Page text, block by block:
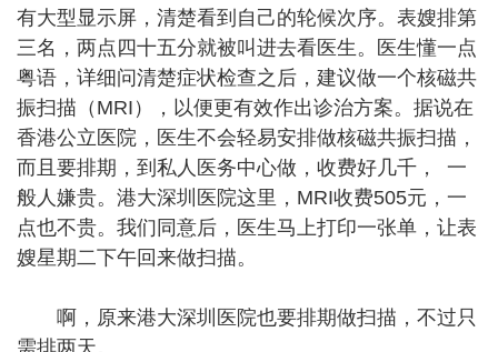
有大型显示屏，清楚看到自己的轮候次序。表嫂排第
三名，两点四十五分就被叫进去看医生。医生懂一点
粤语，详细问清楚症状检查之后，建议做一个核磁共
振扫描（MRI），以便更有效作出诊治方案。据说在
香港公立医院，医生不会轻易安排做核磁共振扫描，
而且要排期，到私人医务中心做，收费好几千， 一
般人嫌贵。港大深圳医院这里，MRI收费505元，一
点也不贵。我们同意后，医生马上打印一张单，让表
嫂星期二下午回来做扫描。
啊，原来港大深圳医院也要排期做扫描，不过只
需排两天。